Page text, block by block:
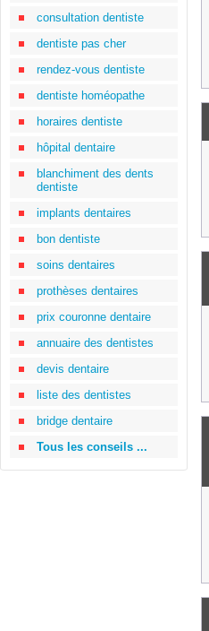
consultation dentiste
dentiste pas cher
rendez-vous dentiste
dentiste homéopathe
horaires dentiste
hôpital dentaire
blanchiment des dents
dentiste
implants dentaires
bon dentiste
soins dentaires
prothèses dentaires
prix couronne dentaire
annuaire des dentistes
devis dentaire
liste des dentistes
bridge dentaire
Tous les conseils ...